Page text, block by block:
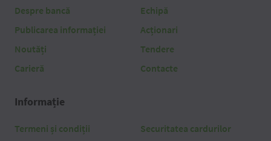
Despre bancă
Publicarea informației
Noutăți
Carieră
Echipă
Acționari
Tendere
Contacte
Informație
Termeni și condiții
Securitatea cardurilor